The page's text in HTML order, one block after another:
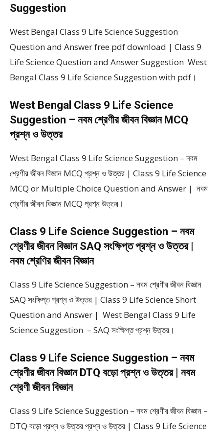
Suggestion
West Bengal Class 9 Life Science Suggestion
Question and Answer free pdf download | Class 9
Life Science Question and Answer Suggestion West
Bengal Class 9 Life Science Suggestion with pdf।
West Bengal Class 9 Life Science
Suggestion – নবম শ্রেণীর জীবন বিজ্ঞান MCQ
প্রশ্ন ও উত্তর
West Bengal Class 9 Life Science Suggestion – নবম
শ্রেণীর জীবন বিজ্ঞান MCQ প্রশ্ন ও উত্তর | Class 9 Life Science
MCQ or Multiple Choice Question and Answer | নবম
শ্রেণীর জীবন বিজ্ঞান MCQ প্রশ্ন উত্তর।
Class 9 Life Science Suggestion – নবম
শ্রেণীর জীবন বিজ্ঞান SAQ সংক্ষিপ্ত প্রশ্ন ও উত্তর |
নবম শ্রেণির জীবন বিজ্ঞান
Class 9 Life Science Suggestion – নবম শ্রেণীর জীবন বিজ্ঞান
SAQ সংক্ষিপ্ত প্রশ্ন ও উত্তর | Class 9 Life Science Short
Question and Answer | West Bengal Class 9 Life
Science Suggestion – SAQ সংক্ষিপ্ত প্রশ্ন উত্তর।
Class 9 Life Science Suggestion – নবম
শ্রেণীর জীবন বিজ্ঞান DTQ বড়ো প্রশ্ন ও উত্তর | নবম
শ্রেণী জীবন বিজ্ঞান
Class 9 Life Science Suggestion – নবম শ্রেণীর জীবন বিজ্ঞান –
DTQ বড়ো প্রশ্ন ও উত্তর প্রশ্ন ও উত্তর | Class 9 Life Science